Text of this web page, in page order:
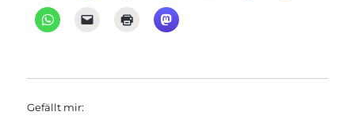
Gefällt mir: